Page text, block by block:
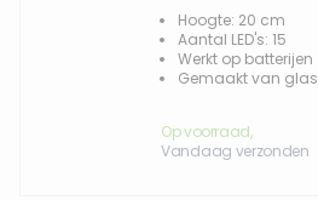
Hoogte: 20 cm
Aantal LED's: 15
Werkt op batterijen
Gemaakt van glas
Op voorraad,
Vandaag verzonden